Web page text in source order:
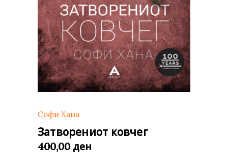
Софи Хана
Затворениот ковчег
400,00 ден